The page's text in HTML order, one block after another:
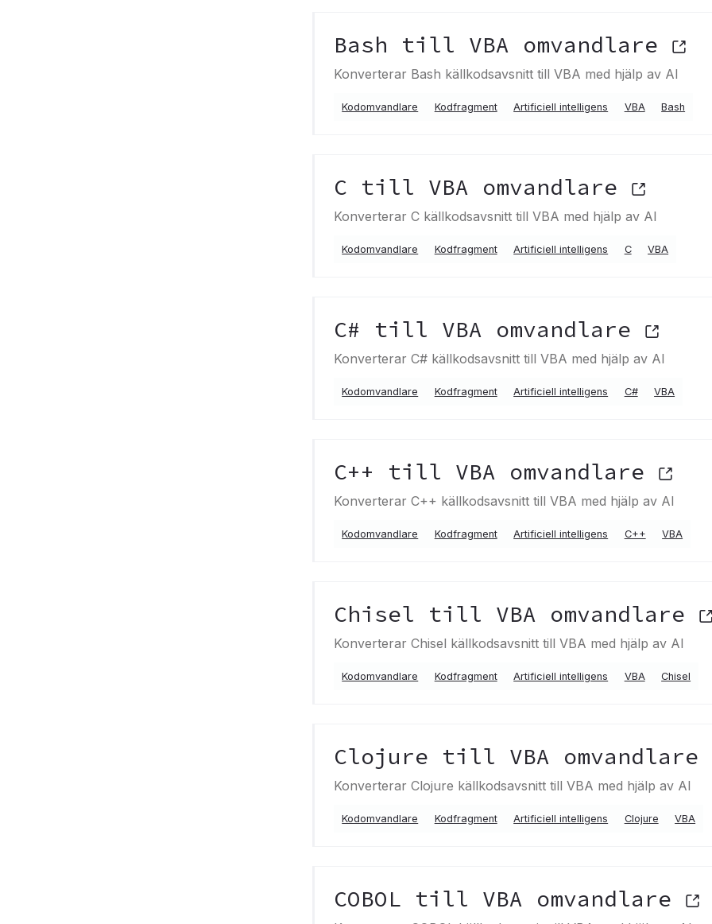
Bash till VBA omvandlare
Konverterar Bash källkodsavsnitt till VBA med hjälp av AI
Kodomvandlare Kodfragment Artificiell intelligens VBA Bash
C till VBA omvandlare
Konverterar C källkodsavsnitt till VBA med hjälp av AI
Kodomvandlare Kodfragment Artificiell intelligens C VBA
C# till VBA omvandlare
Konverterar C# källkodsavsnitt till VBA med hjälp av AI
Kodomvandlare Kodfragment Artificiell intelligens C# VBA
C++ till VBA omvandlare
Konverterar C++ källkodsavsnitt till VBA med hjälp av AI
Kodomvandlare Kodfragment Artificiell intelligens C++ VBA
Chisel till VBA omvandlare
Konverterar Chisel källkodsavsnitt till VBA med hjälp av AI
Kodomvandlare Kodfragment Artificiell intelligens VBA Chisel
Clojure till VBA omvandlare
Konverterar Clojure källkodsavsnitt till VBA med hjälp av AI
Kodomvandlare Kodfragment Artificiell intelligens Clojure VBA
COBOL till VBA omvandlare